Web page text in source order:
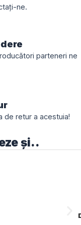
ne.
parteneri ne
de retur a acestuia!
și..